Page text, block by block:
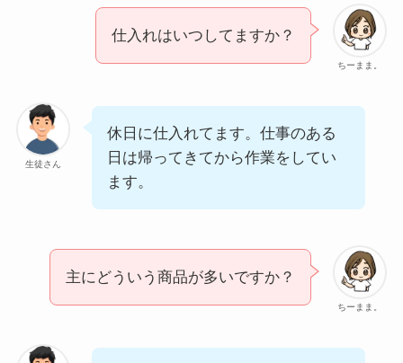
ちーまま。
仕入れはいつしてますか？
生徒さん
休日に仕入れてます。仕事のある
日は帰ってきてから作業をしてい
ます。
ちーまま。
主にどういう商品が多いですか？